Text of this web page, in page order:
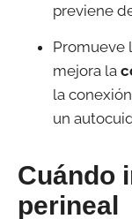
previene
Promueve
mejora la
la
un
Cuándo
perineal